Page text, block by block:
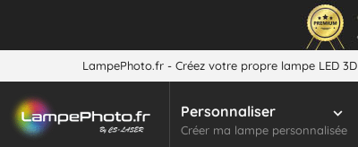
LampePhoto.fr - Créez votre propre lampe LED 3D
Personnaliser
Créer ma lampe personnalisée